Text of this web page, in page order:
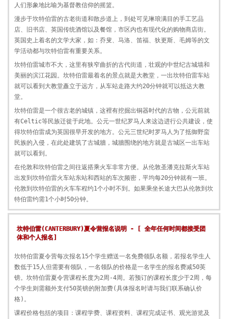
人们形象地比喻为基督教信仰的摇篮。
漫步于坎特伯雷的古老街道和散步道上，到处可见琳琅满目的手工艺品
店、旧书店、英国传统酒馆以及餐馆，市区内也有现代化的购物商店街。
英国史上着名的文学大家，如：乔叟、马洛、笛福、狄更斯、毛姆等的文
学活动都与坎特伯雷有重要关系。
坎特伯雷城市不大，这里有狭窄曲折的古代街道，壮观的中世纪古城墙和
美丽的滨江花园。坎特伯雷最着名的景点就是大教堂，一出坎特伯雷车站
就可以看到大教堂矗立于远方，从车站走路大约20分钟就可以抵达大教
堂。
坎特伯雷是一个很古老的城镇，这裡有挖掘出铜器时代的古物，公元前就
有Celtic等民族迁徙于此地。公元一世纪罗马人来这边进行公共建设，使
得坎特伯雷成为英国很早开发的地方。公元三世纪时罗马人为了抵御野蛮
民族的入侵，在此处建筑了古城牆，城牆围绕的地方就是古城区一出车站
就可以看到。
在伦敦和坎特伯雷之间往返搭乘火车非常方便。从伦敦圣潘克拉斯火车站
出发到坎特伯雷火车站东站和西站的车次频密，平均每20分钟就有一班。
伦敦到坎特伯雷的火车车程约1个小时不到。如果乘坐长途大巴从伦敦到坎
特伯雷约需1个小时50分钟。
坎特伯雷(CANTERBURY)夏令营报名说明 - [ 全年任何时间都接受团
体和个人报名]
坎特伯雷夏令营每次报名15个学生赠送一名免费领队名额，若报名学生人
数低于15人但需要有领队，一名领队的价格是一名学生的报名费减50英
镑。坎特伯雷夏令营课程长度为2周-4周。若预订的课程长度少于2周，每
个学生则需额外支付50英镑的附加费(具体报名时请与我们联系确认价
格)。
课程价格包括的项目：课程学费、课程资料、课程完成证书、观光游览及